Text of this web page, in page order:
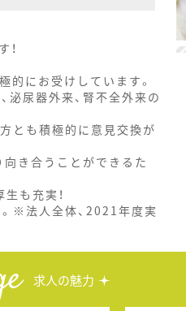
的にお受けしています。
泌尿器外来、腎不全外来の
とも積極的に意見交換が
き合うことができるた
も充実！
※法人全体、2021年度実
求人の魅力